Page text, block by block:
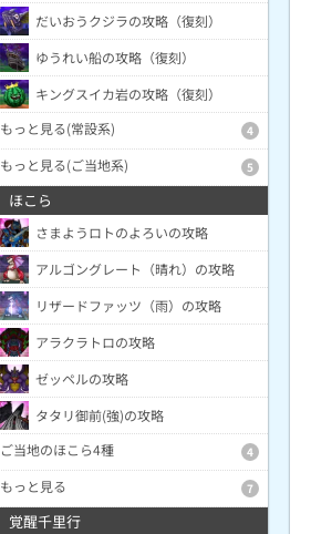
だいおうクジラの攻略（復刻）
ゆうれい船の攻略（復刻）
キングスイカ岩の攻略（復刻）
もっと見る(常設系)
4
もっと見る(ご当地系) 5
ほこら
さまようロトのよろいの攻略
アルゴングレート（晴れ）の攻略
リザードファッツ（雨）の攻略
アラクラトロの攻略
ゼッペルの攻略
タタリ御前(強)の攻略
ご当地のほこら4種
4
もっと見る 7
覚醒千里行